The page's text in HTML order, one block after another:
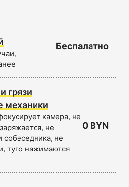
Беспалатно
грязи
механики
камера, не
не
не
туго нажимаются
0 BYN